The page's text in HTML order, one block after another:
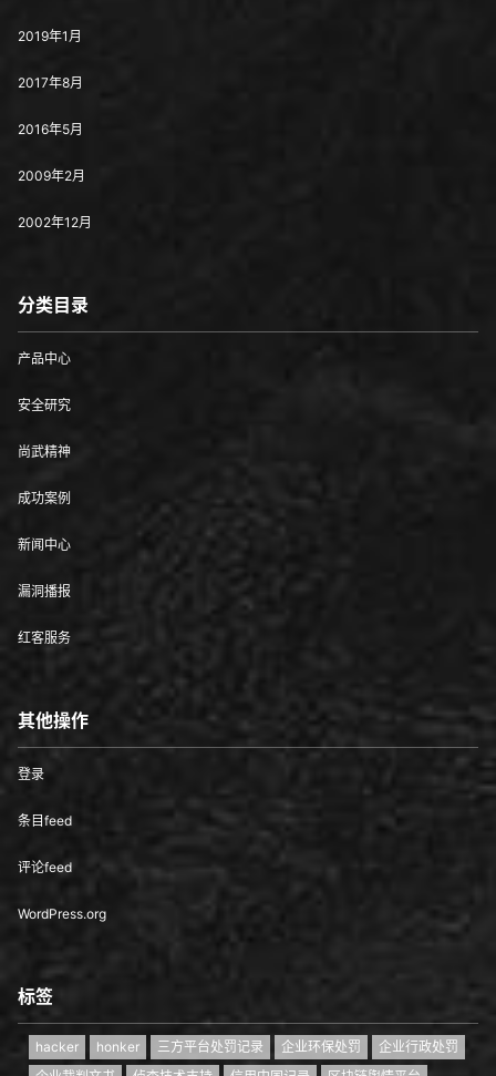
2019年1月
2017年8月
2016年5月
2009年2月
2002年12月
分类目录
产品中心
安全研究
尚武精神
成功案例
新闻中心
漏洞播报
红客服务
其他操作
登录
条目feed
评论feed
WordPress.org
标签
hacker honker 三方平台处罚记录 企业环保处罚
企业行政处罚